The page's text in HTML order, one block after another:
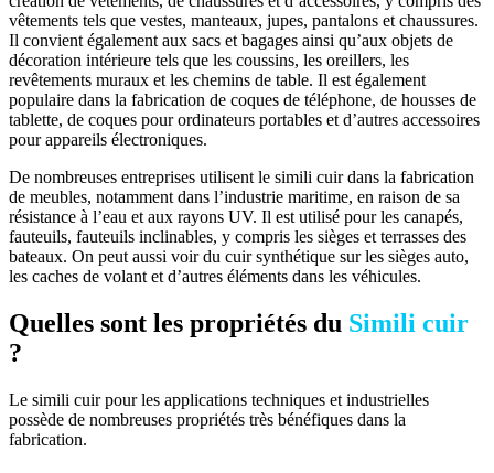
vêtements tels que vestes, manteaux, jupes, pantalons et chaussures.
Il convient également aux sacs et bagages ainsi qu’aux objets de
décoration intérieure tels que les coussins, les oreillers, les
revêtements muraux et les chemins de table. Il est également
populaire dans la fabrication de coques de téléphone, de housses de
tablette, de coques pour ordinateurs portables et d’autres accessoires
pour appareils électroniques.
De nombreuses entreprises utilisent le simili cuir dans la fabrication
de meubles, notamment dans l’industrie maritime, en raison de sa
résistance à l’eau et aux rayons UV. Il est utilisé pour les canapés,
fauteuils, fauteuils inclinables, y compris les sièges et terrasses des
bateaux. On peut aussi voir du cuir synthétique sur les sièges auto,
les caches de volant et d’autres éléments dans les véhicules.
Quelles sont les propriétés du Simili cuir
?
Le simili cuir pour les applications techniques et industrielles
possède de nombreuses propriétés très bénéfiques dans la
fabrication.